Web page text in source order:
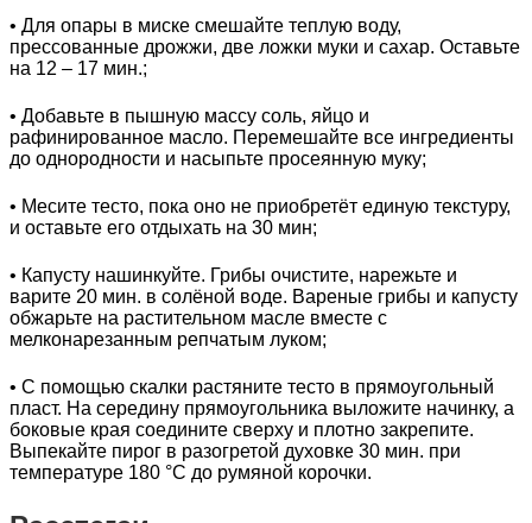
• Для опары в миске смешайте теплую воду,
прессованные дрожжи, две ложки муки и сахар. Оставьте
на 12 – 17 мин.;
• Добавьте в пышную массу соль, яйцо и
рафинированное масло. Перемешайте все ингредиенты
до однородности и насыпьте просеянную муку;
• Месите тесто, пока оно не приобретёт единую текстуру,
и оставьте его отдыхать на 30 мин;
• Капусту нашинкуйте. Грибы очистите, нарежьте и
варите 20 мин. в солёной воде. Вареные грибы и капусту
обжарьте на растительном масле вместе с
мелконарезанным репчатым луком;
• С помощью скалки растяните тесто в прямоугольный
пласт. На середину прямоугольника выложите начинку, а
боковые края соедините сверху и плотно закрепите.
Выпекайте пирог в разогретой духовке 30 мин. при
температуре 180 °C до румяной корочки.